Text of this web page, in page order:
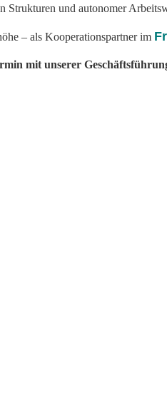
Strukturen und autonomer
– als Kooperationspartner im
mit unserer